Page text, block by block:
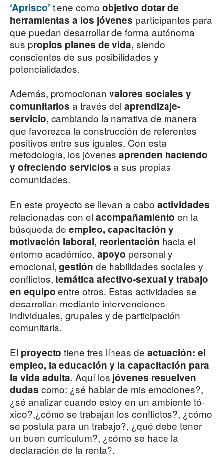
‘Aprisco’ tiene como objetivo dotar de
herramientas a los jóve­nes participantes para
que pue­dan desarrollar de forma autóno­ma
sus propios planes de vida, siendo
conscientes de sus posi­bilidades y
potencialidades.
Además, promocionan valores sociales y
comunitarios a través del aprendizaje-
servicio, cam­biando la narrativa de manera
que favorezca la construcción de referentes
positivos entre sus iguales. Con esta
metodología, los jóvenes aprenden haciendo
y ofreciendo servicios a sus pro­pias
comunidades.
En este proyecto se llevan a cabo actividades
relacionadas con el acompañamiento en la
búsqueda de empleo, capa­citación y
motivación laboral, reorientación hacia el
entorno académico, apoyo personal y
emocional, gestión de habili­dades sociales y
conflictos, te­mática afectivo-sexual y traba­jo
en equipo entre otros. Estas actividades se
desarrollan me­diante intervenciones
individuales, grupales y de participación
comunitaria.
El proyecto tiene tres líneas de actuación: el
empleo, la educa­ción y la capacitación para
la vida adulta. Aquí los jóvenes resuel­ven
dudas como: ¿sé hablar de mis emociones?,
¿sé analizar cuando estoy en un ambiente tó­
xico?,¿cómo se trabajan los conflictos?, ¿cómo
se postula para un trabajo?, ¿qué debe tener
un buen currículum?, ¿cómo se hace la
declaración de la renta?.